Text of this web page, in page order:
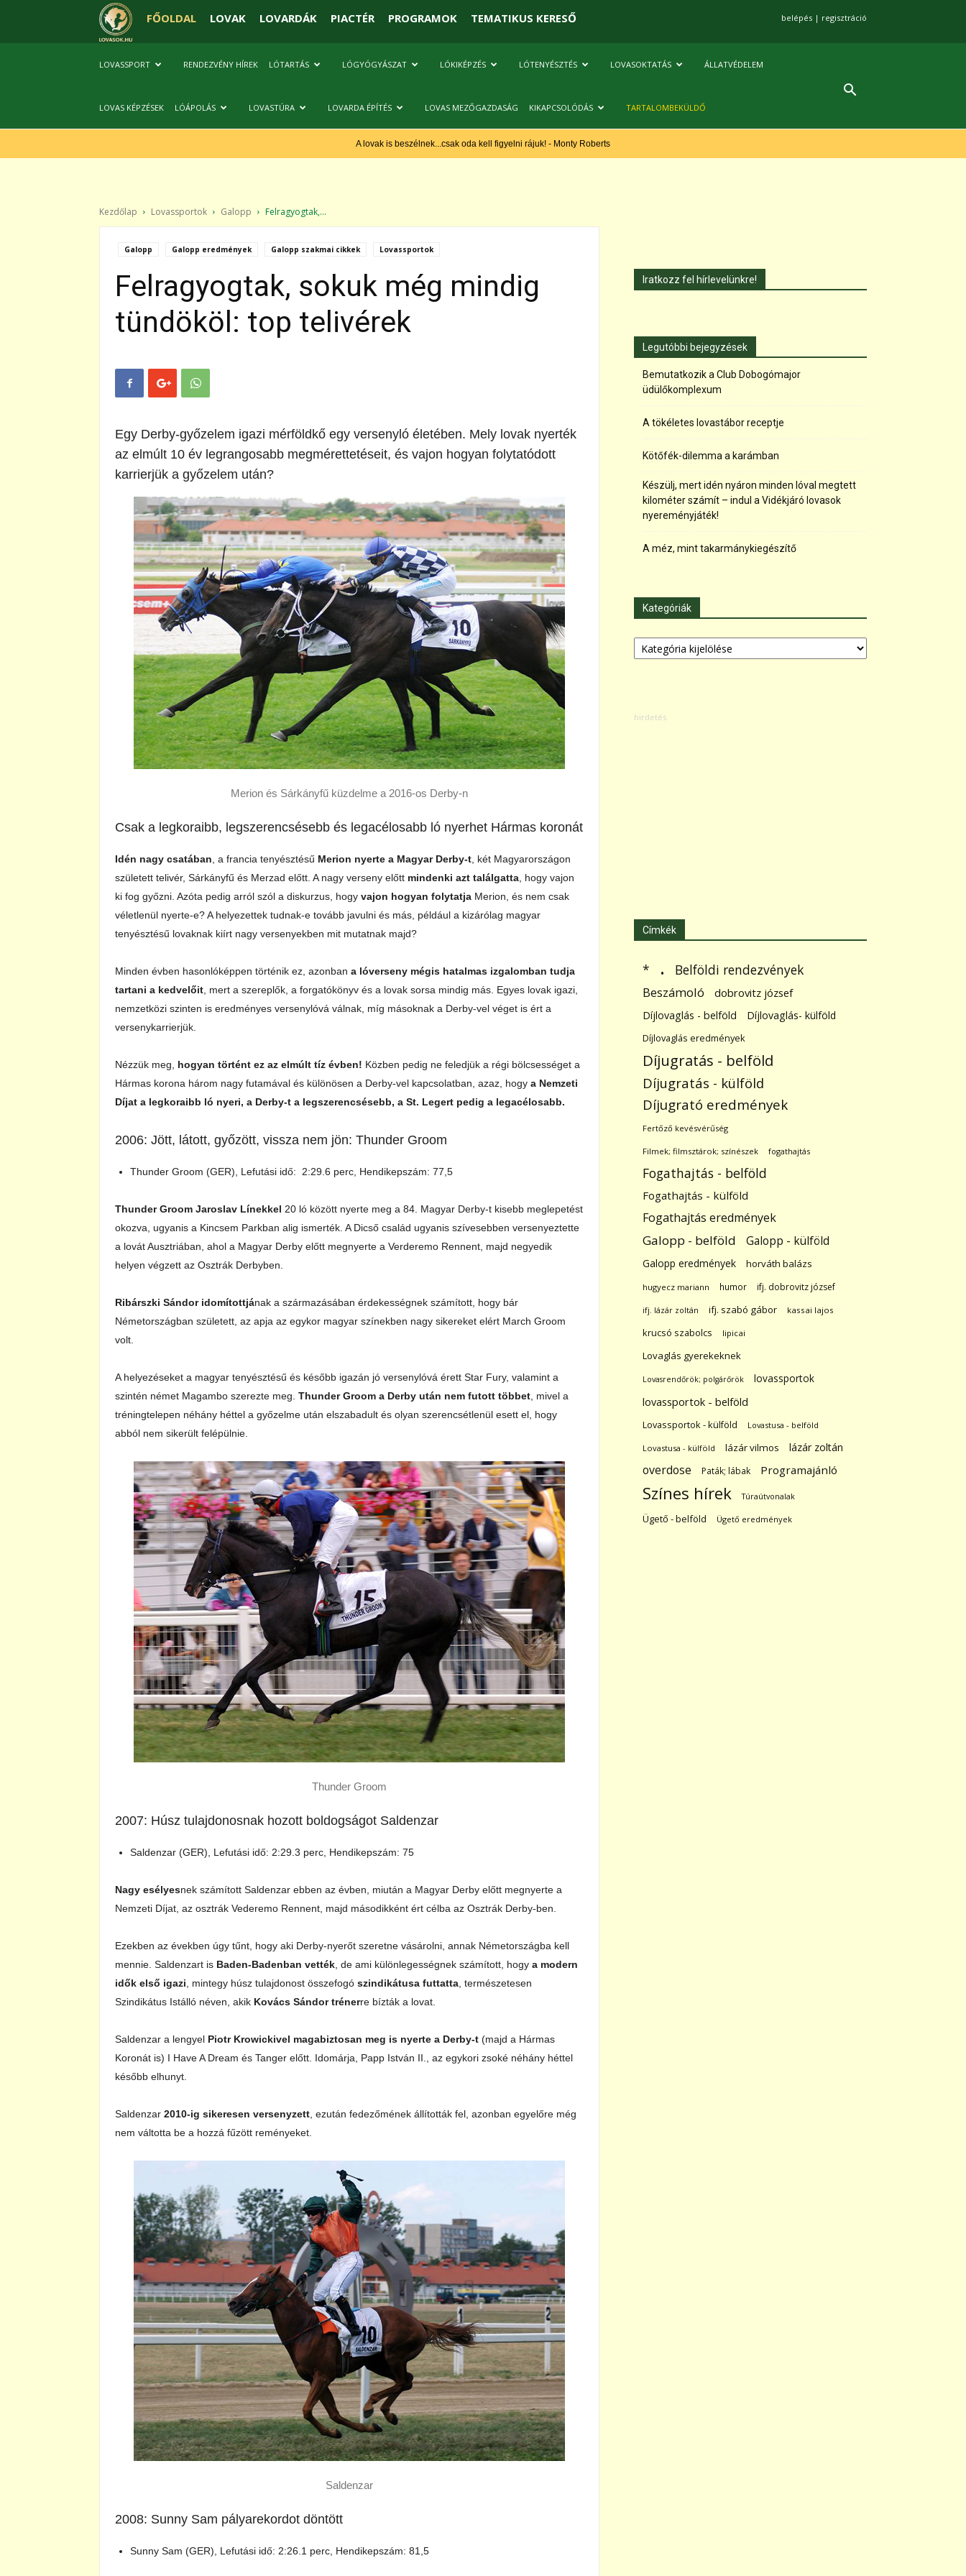
FŐOLDAL LOVAK LOVARDÁK PIACTÉR PROGRAMOK TEMATIKUS KERESŐ belépés | regisztráció
LOVASSPORT RENDEZVÉNY HÍREK LÓTARTÁS LÓGYÓGYÁSZAT LÓKIKÉPZÉS LÓTENYÉSZTÉS LOVASOKTATÁS ÁLLATVÉDELEM
LOVAS KÉPZÉSEK LÓÁPOLÁS LOVASTÚRA LOVARDA ÉPÍTÉS LOVAS MEZŐGAZDASÁG KIKAPCSOLÓDÁS TARTALOMBEKÜLDŐ
A lovak is beszélnek...csak oda kell figyelni rájuk! - Monty Roberts
Kezdőlap Lovassportok Galopp Felragyogtak,...
Galopp Galopp eredmények Galopp szakmai cikkek Lovassportok
Felragyogtak, sokuk még mindig
tündököl: top telivérek
Egy Derby-győzelem igazi mérföldkő egy versenyló életében. Mely lovak nyerték
az elmúlt 10 év legrangosabb megmérettetéseit, és vajon hogyan folytatódott
karrierjük a győzelem után?
Merion és Sárkányfű küzdelme a 2016-os Derby-n
Csak a legkoraibb, legszerencsésebb és legacélosabb ló nyerhet Hármas koronát
Idén nagy csatában , a francia tenyésztésű Merion nyerte a Magyar Derby-t , két Magyarországon
született telivér, Sárkányfű és Merzad előtt. A nagy verseny előtt mindenki azt találgatta , hogy vajon
ki fog győzni. Azóta pedig arról szól a diskurzus, hogy vajon hogyan folytatja Merion, és nem csak
véletlenül nyerte-e? A helyezettek tudnak-e tovább javulni és más, például a kizárólag magyar
tenyésztésű lovaknak kiírt nagy versenyekben mit mutatnak majd?
Minden évben hasonlóképpen történik ez, azonban a lóverseny mégis hatalmas izgalomban tudja
tartani a kedvelőit , mert a szereplők, a forgatókönyv és a lovak sorsa mindig más. Egyes lovak igazi,
nemzetközi szinten is eredményes versenylóvá válnak, míg másoknak a Derby-vel véget is ért a
versenykarrierjük.
Nézzük meg, hogyan történt ez az elmúlt tíz évben! Közben pedig ne feledjük a régi bölcsességet a
Hármas korona három nagy futamával és különösen a Derby-vel kapcsolatban, azaz, hogy a Nemzeti
Díjat a legkoraibb ló nyeri, a Derby-t a legszerencsésebb, a St. Legert pedig a legacélosabb.
2006: Jött, látott, győzött, vissza nem jön: Thunder Groom
Thunder Groom (GER), Lefutási idő: 2:29.6 perc, Hendikepszám: 77,5
Thunder Groom Jaroslav Línekkel 20 ló között nyerte meg a 84. Magyar Derby-t kisebb meglepetést
okozva, ugyanis a Kincsem Parkban alig ismerték. A Dicső család ugyanis szívesebben versenyeztette
a lovát Ausztriában, ahol a Magyar Derby előtt megnyerte a Verderemo Rennent, majd negyedik
helyen végzett az Osztrák Derbyben.
Ribárszki Sándor idomítottjának a származásában érdekességnek számított, hogy bár
Németországban született, az apja az egykor magyar színekben nagy sikereket elért March Groom
volt.
A helyezéseket a magyar tenyésztésű és később igazán jó versenylóvá érett Star Fury, valamint a
szintén német Magambo szerezte meg. Thunder Groom a Derby után nem futott többet , mivel a
tréningtelepen néhány héttel a győzelme után elszabadult és olyan szerencsétlenül esett el, hogy
abból nem sikerült felépülnie.
Thunder Groom
2007: Húsz tulajdonosnak hozott boldogságot Saldenzar
Saldenzar (GER), Lefutási idő: 2:29.3 perc, Hendikepszám: 75
Nagy esélyesnek számított Saldenzar ebben az évben, miután a Magyar Derby előtt megnyerte a
Nemzeti Díjat, az osztrák Vederemo Rennent, majd másodikként ért célba az Osztrák Derby-ben.
Ezekben az években úgy tűnt, hogy aki Derby-nyerőt szeretne vásárolni, annak Németországba kell
mennie. Saldenzart is Baden-Badenban vették , de ami különlegességnek számított, hogy a modern
idők első igazi , mintegy húsz tulajdonost összefogó szindikátusa futtatta , természetesen
Szindikátus Istálló néven, akik Kovács Sándor trénerre bízták a lovat.
Saldenzar a lengyel Piotr Krowickivel magabiztosan meg is nyerte a Derby-t (majd a Hármas
Koronát is) I Have A Dream és Tanger előtt. Idomárja, Papp István II., az egykori zsoké néhány héttel
később elhunyt.
Saldenzar 2010-ig sikeresen versenyzett , ezután fedezőmének állították fel, azonban egyelőre még
nem váltotta be a hozzá fűzött reményeket.
Saldenzar
2008: Sunny Sam pályarekordot döntött
Sunny Sam (GER), Lefutási idő: 2:26.1 perc, Hendikepszám: 81,5
Iratkozz fel hírlevelünkre!
Legutóbbi bejegyzések
Bemutatkozik a Club Dobogómajor
üdülőkomplexum
A tökéletes lovastábor receptje
Kötőfék-dilemma a karámban
Készülj, mert idén nyáron minden lóval megtett
kilométer számít – indul a Vidékjáró lovasok
nyereményjáték!
A méz, mint takarmánykiegészítő
Kategóriák
Kategóriák
Címkék
* . Belföldi rendezvények
Beszámoló dobrovitz józsef
Díjlovaglás - belföld Díjlovaglás- külföld
Díjlovaglás eredmények
Díjugratás - belföld
Díjugratás - külföld
Díjugrató eredmények
Fertőző kevésvérűség
Filmek; filmsztárok; színészek fogathajtás
Fogathajtás - belföld
Fogathajtás - külföld
Fogathajtás eredmények
Galopp - belföld Galopp - külföld
Galopp eredmények horváth balázs
hugyecz mariann humor ifj. dobrovitz józsef
ifj. lázár zoltán ifj. szabó gábor kassai lajos
krucsó szabolcs lipicai
Lovaglás gyerekeknek
Lovasrendőrök; polgárőrök
lovassportok
lovassportok - belföld
Lovassportok - külföld Lovastusa - belföld
Lovastusa - külföld lázár vilmos lázár zoltán
overdose Paták; lábak Programajánló
Színes hírek Túraútvonalak
Ügető - belföld Ügető eredmények